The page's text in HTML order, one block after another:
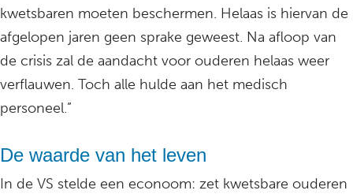
kwetsbaren moeten beschermen. Helaas is hiervan de
afgelopen jaren geen sprake geweest. Na afloop van
de crisis zal de aandacht voor ouderen helaas weer
verflauwen. Toch alle hulde aan het medisch
personeel.”
De waarde van het leven
In de VS stelde een econoom: zet kwetsbare ouderen